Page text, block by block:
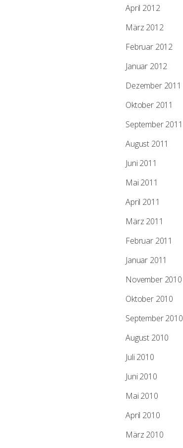
April 2012
März 2012
Februar 2012
Januar 2012
Dezember 2011
Oktober 2011
September 2011
August 2011
Juni 2011
Mai 2011
April 2011
März 2011
Februar 2011
Januar 2011
November 2010
Oktober 2010
September 2010
August 2010
Juli 2010
Juni 2010
Mai 2010
April 2010
März 2010